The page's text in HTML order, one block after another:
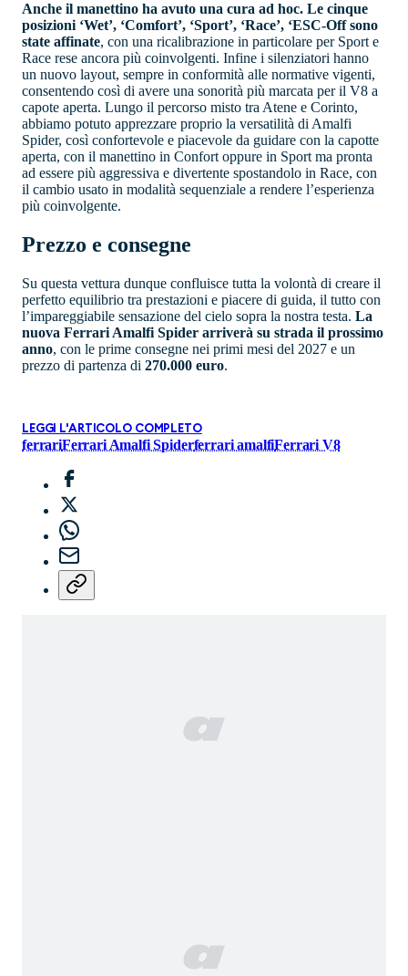
Anche il manettino ha avuto una cura ad hoc. Le cinque
posizioni ‘Wet’, ‘Comfort’, ‘Sport’, ‘Race’, ‘ESC-Off sono
state affinate, con una ricalibrazione in particolare per Sport e
Race rese ancora più coinvolgenti. Infine i silenziatori hanno
un nuovo layout, sempre in conformità alle normative vigenti,
consentendo così di avere una sonorità più marcata per il V8 a
capote aperta. Lungo il percorso misto tra Atene e Corinto,
abbiamo potuto apprezzare proprio la versatilità di Amalfi
Spider, così confortevole e piacevole da guidare con la capotte
aperta, con il manettino in Confort oppure in Sport ma pronta
ad essere più aggressiva e divertente spostandolo in Race, con
il cambio usato in modalità sequenziale a rendere l’esperienza
più coinvolgente.
Prezzo e consegne
Su questa vettura dunque confluisce tutta la volontà di creare il
perfetto equilibrio tra prestazioni e piacere di guida, il tutto con
l’impareggiabile sensazione del cielo sopra la nostra testa. La
nuova Ferrari Amalfi Spider arriverà su strada il prossimo
anno, con le prime consegne nei primi mesi del 2027 e un
prezzo di partenza di 270.000 euro.
LEGGI L'ARTICOLO COMPLETO
ferrariFerrari Amalfi Spiderferrari amalfiFerrari V8